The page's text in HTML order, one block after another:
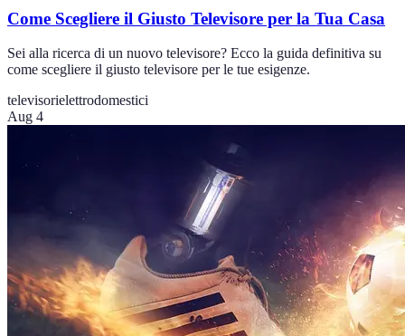
Come Scegliere il Giusto Televisore per la Tua Casa
Sei alla ricerca di un nuovo televisore? Ecco la guida definitiva su
come scegliere il giusto televisore per le tue esigenze.
televisorielettrodomestici
Aug 4